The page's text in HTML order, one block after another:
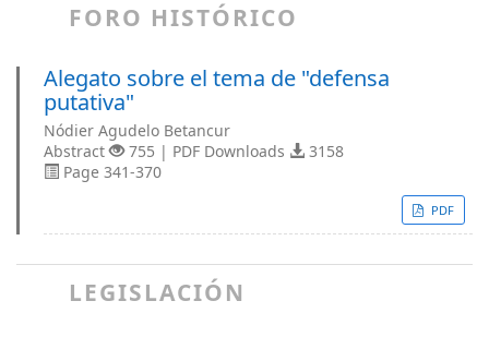
FORO HISTÓRICO
Alegato sobre el tema de "defensa
putativa"
Nódier Agudelo Betancur
Abstract
755 | PDF Downloads
3158
Page 341-370
PDF
LEGISLACIÓN